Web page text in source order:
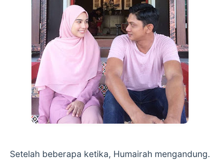
Setelah beberapa ketika, Humairah mengandung.